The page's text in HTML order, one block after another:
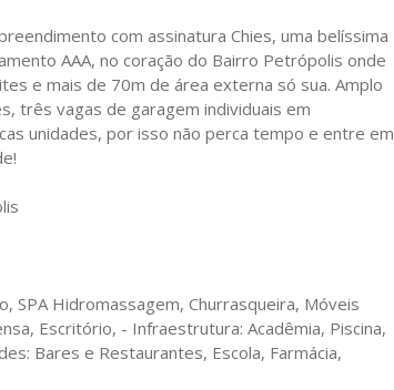
com assinatura Chies, uma belíssima
AAA, no coração do Bairro Petrópolis onde
e mais de 70m de área externa só sua. Amplo
três vagas de garagem individuais em
unidades, por isso não perca tempo e entre em
SPA Hidromassagem, Churrasqueira, Móveis
Escritório, - Infraestrutura: Acadêmia, Piscina,
Bares e Restaurantes, Escola, Farmácia,